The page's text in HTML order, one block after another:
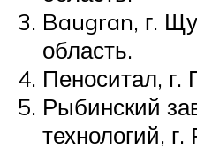
Baugran, г.
область.
Пеноситал, г.
Рыбинский
технологий,